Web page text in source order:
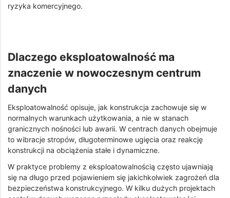
ryzyka komercyjnego.
Dlaczego eksploatowalność ma
znaczenie w nowoczesnym centrum
danych
Eksploatowalność opisuje, jak konstrukcja zachowuje się w
normalnych warunkach użytkowania, a nie w stanach
granicznych nośności lub awarii. W centrach danych obejmuje
to wibracje stropów, długoterminowe ugięcia oraz reakcję
konstrukcji na obciążenia stałe i dynamiczne.
W praktyce problemy z eksploatowalnością często ujawniają
się na długo przed pojawieniem się jakichkolwiek zagrożeń dla
bezpieczeństwa konstrukcyjnego. W kilku dużych projektach